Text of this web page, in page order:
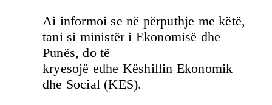
Ai informoi se në përputhje me këtë,
tani si ministër i Ekonomisë dhe
Punës, do të
kryesojë edhe Këshillin Ekonomik
dhe Social (KES).